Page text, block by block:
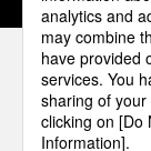
パナソ